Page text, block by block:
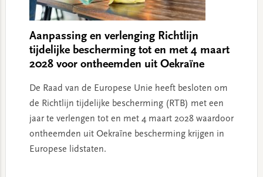
Aanpassing en verlenging Richtlijn
tijdelijke bescherming tot en met 4 maart
2028 voor ontheemden uit Oekraïne
De Raad van de Europese Unie heeft besloten om
de Richtlijn tijdelijke bescherming (RTB) met een
jaar te verlengen tot en met 4 maart 2028 waardoor
ontheemden uit Oekraïne bescherming krijgen in
Europese lidstaten.